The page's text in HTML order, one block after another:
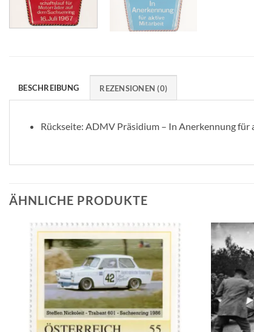
BESCHREIBUNG REZENSIONEN (0)
Rückseite: ADMV Präsidium – In Anerkennung
ÄHNLICHE PRODUKTE